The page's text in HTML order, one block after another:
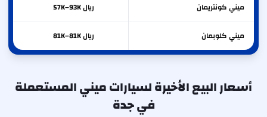
ميني كونتريمان ريال 57K–93K
ميني كلوبمان ريال 81K–81K
أسعار البيع الأخيرة لسيارات ميني المستعملة
في جدة